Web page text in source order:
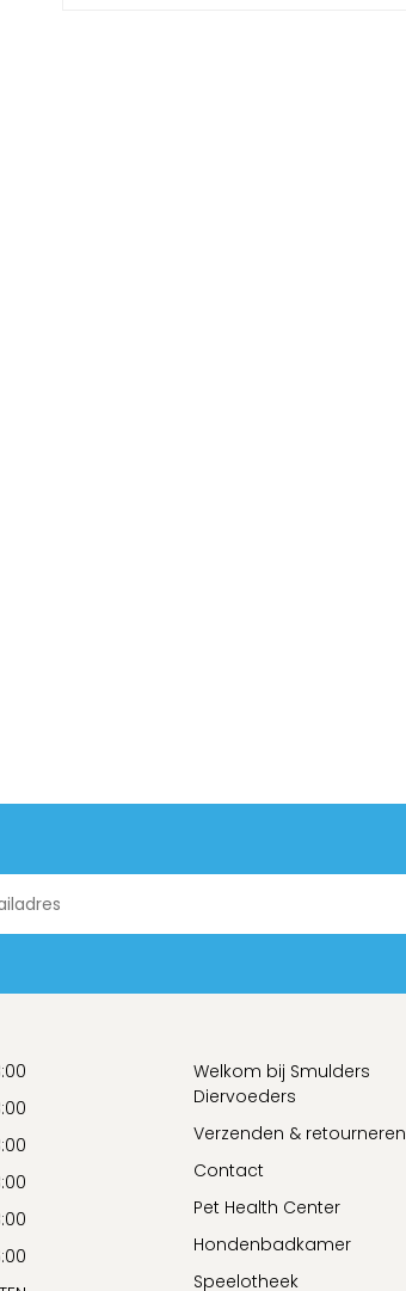
Welkom bij Smulders
Diervoeders
Verzenden & retourneren
Contact
Pet Health Center
Hondenbadkamer
Speelotheek